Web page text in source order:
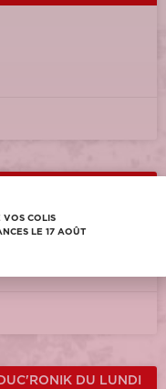
DU LUNDI
COLIS
LE 17 AOÛT